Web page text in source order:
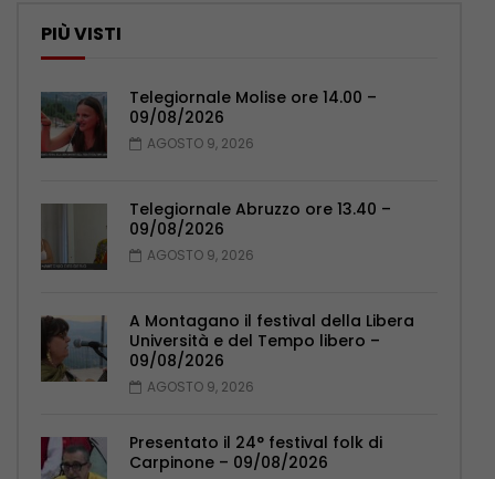
PIÙ VISTI
Telegiornale Molise ore 14.00 –
09/08/2026
AGOSTO 9, 2026
Telegiornale Abruzzo ore 13.40 –
09/08/2026
AGOSTO 9, 2026
A Montagano il festival della Libera
Università e del Tempo libero –
09/08/2026
AGOSTO 9, 2026
Presentato il 24° festival folk di
Carpinone – 09/08/2026